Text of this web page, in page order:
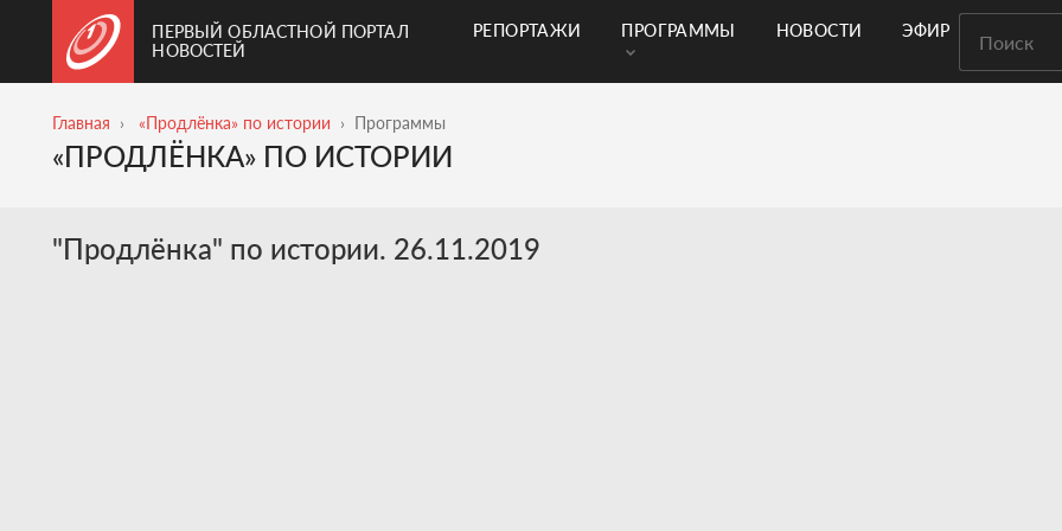
ПЕРВЫЙ ОБЛАСТНОЙ ПОРТАЛ
НОВОСТЕЙ
РЕПОРТАЖИ ПРОГРАММЫ НОВОСТИ ЭФИР
Главная «Продлёнка» по истории Программы
«ПРОДЛЁНКА» ПО ИСТОРИИ
"Продлёнка" по истории. 26.11.2019